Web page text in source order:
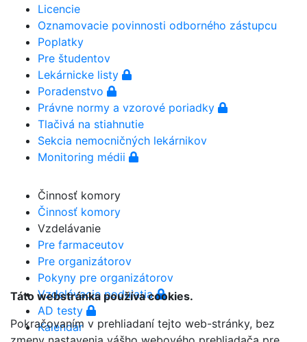
Licencie
Oznamovacie povinnosti odborného zástupcu
Poplatky
Pre študentov
Lekárnicke listy
Poradenstvo
Právne normy a vzorové poriadky
Tlačivá na stiahnutie
Sekcia nemocničných lekárnikov
Monitoring médii
Činnosť komory
Činnosť komory
Vzdelávanie
Pre farmaceutov
Pre organizátorov
Pokyny pre organizátorov
Vzdelávacie podujatia
AD testy
Kalendár
Táto webstránka používa cookies.
Pokračovaním v prehliadaní tejto web-stránky, bez